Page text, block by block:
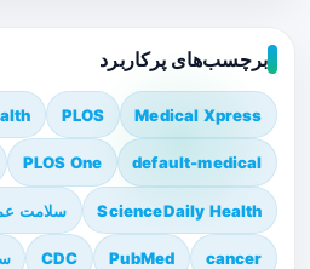
برچسب‌های پرکاربرد
Medical Xpress
PLOS
default-medical
PLOS One
ScienceDaily Health سلامت
cancer
PubMed
CDC